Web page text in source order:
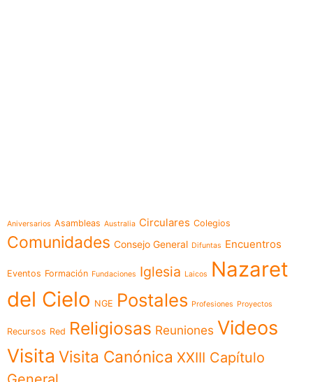
Aniversarios Asambleas Australia Circulares Colegios
Comunidades Consejo General Difuntas Encuentros
Eventos Formación Fundaciones Iglesia Laicos
Nazaret
del Cielo NGE Postales Profesiones Proyectos
Recursos Red Religiosas Reuniones Videos
Visita Visita Canónica XXIII Capítulo